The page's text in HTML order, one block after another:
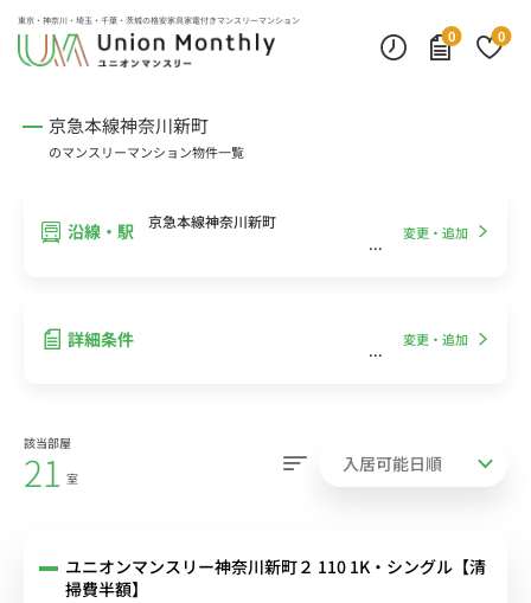
東京・神奈川・埼玉・千葉・茨城の格安家具家電付きマンスリーマンション
0
0
京急本線神奈川新町
のマンスリーマンション物件一覧
沿線・駅 京急本線神奈川新町
変更・追加
詳細条件 変更・追加
該当部屋
21 室
ユニオンマンスリー神奈川新町２ 110 1K・シングル【清
掃費半額】